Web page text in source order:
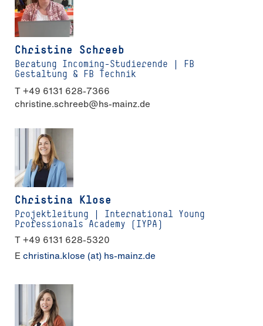
Christine Schreeb
Beratung Incoming-Studierende | FB
Gestaltung & FB Technik
T +49 6131 628-7366
christine.schreeb@hs-mainz.de
Christina Klose
Projektleitung | International Young
Professionals Academy (IYPA)
T +49 6131 628-5320
Echristina.klose (at) hs-mainz.de